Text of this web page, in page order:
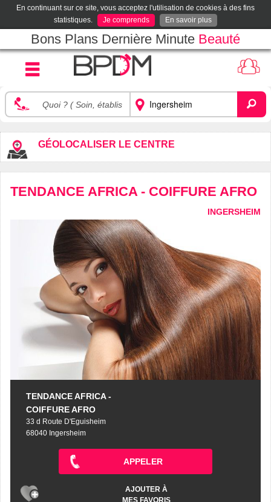
En continuant sur ce site, vous acceptez l'utilisation de cookies à des fins
statistiques.
Je comprends En savoir plus
Bons Plans Dernière Minute Beauté
GÉOLOCALISER LE CENTRE
TENDANCE AFRICA - COIFFURE AFRO
INGERSHEIM
TENDANCE AFRICA -
COIFFURE AFRO
33 d Route D'Eguisheim
68040 Ingersheim
APPELER
AJOUTER À
MES FAVORIS